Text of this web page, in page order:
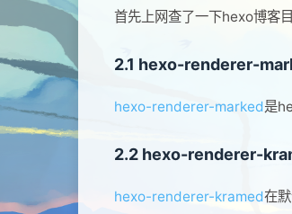
首先上网查了一下hexo博客
2.1 hexo-renderer-
hexo-renderer-marked是
2.2 hexo-renderer-
hexo-renderer-kramed在